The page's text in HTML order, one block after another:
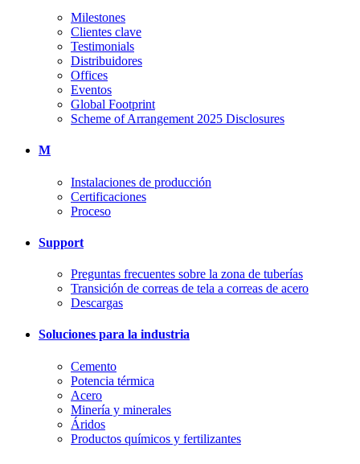
Milestones
Clientes clave
Testimonials
Distribuidores
Offices
Eventos
Global Footprint
Scheme of Arrangement 2025 Disclosures
M
Instalaciones de producción
Certificaciones
Proceso
Support
Preguntas frecuentes sobre la zona de tuberías
Transición de correas de tela a correas de acero
Descargas
Soluciones para la industria
Cemento
Potencia térmica
Acero
Minería y minerales
Áridos
Productos químicos y fertilizantes